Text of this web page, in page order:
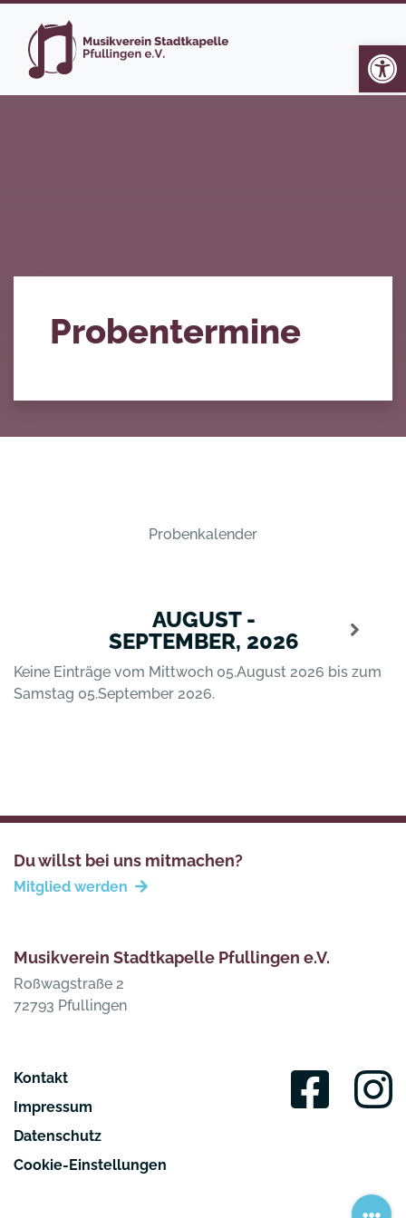
Probentermine
Probenkalender
AUGUST -
SEPTEMBER, 2026
Keine Einträge vom Mittwoch 05.August 2026 bis zum
Samstag 05.September 2026.
Du willst bei uns mitmachen?
Mitglied werden
Musikverein Stadtkapelle Pfullingen e.V.
Roßwagstraße 2
72793 Pfullingen
Kontakt
Impressum
Datenschutz
Cookie-Einstellungen